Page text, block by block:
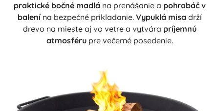
praktické bočné madlá na prenášanie a pohrabáč v
balenína bezpečné prikladanie. Vypuklá misa drží
drevo na mieste aj vo vetre a vytvára príjemnú
atmosférupre večerné posedenie.